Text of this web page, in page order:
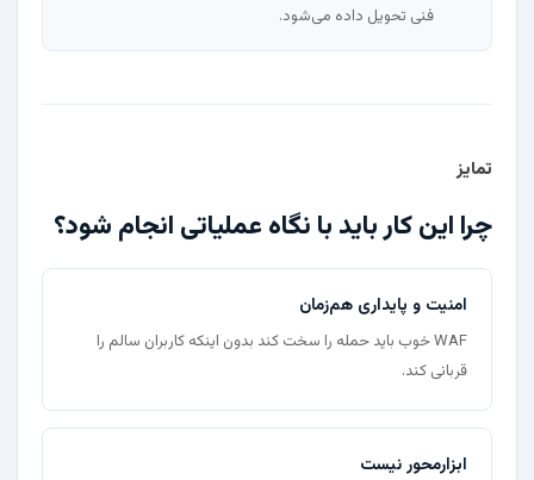
فنی تحویل داده می‌شود.
تمایز
چرا این کار باید با نگاه عملیاتی انجام شود؟
امنیت و پایداری هم‌زمان
WAF خوب باید حمله را سخت کند بدون اینکه کاربران سالم را
قربانی کند.
ابزارمحور نیست